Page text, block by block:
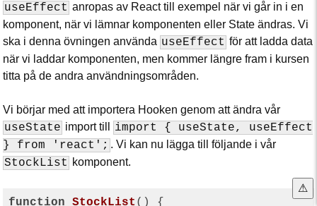
useEffect anropas av React till exempel när vi går in i en
komponent, när vi lämnar komponenten eller State ändras. Vi
ska i denna övningen använda useEffect för att ladda data
när vi laddar komponenten, men kommer längre fram i kursen
titta på de andra användningsområden.
Vi börjar med att importera Hooken genom att ändra vår
useState import till
import { useState, useEffect
} from 'react'; . Vi kan nu lägga till följande i vår
StockList komponent.
function StockList ( ) {
⚠